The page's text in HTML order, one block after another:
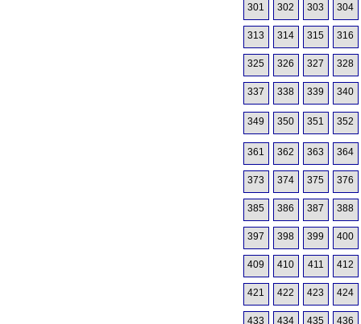
301 302 303 304
313 314 315 316
325 326 327 328
337 338 339 340
349 350 351 352
361 362 363 364
373 374 375 376
385 386 387 388
397 398 399 400
409 410 411 412
421 422 423 424
433 434 435 436